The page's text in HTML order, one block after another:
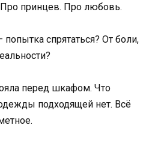
принцев. Про любовь.
спрятаться? От боли,
перед шкафом. Что
подходящей нет. Всё